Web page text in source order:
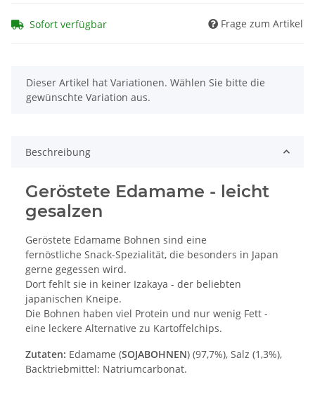
Sofort verfügbar Frage zum Artikel
x
Dieser Artikel hat Variationen. Wählen Sie bitte die
gewünschte Variation aus.
Beschreibung
Geröstete Edamame - leicht
gesalzen
Geröstete Edamame Bohnen sind eine
fernöstliche Snack-Spezialität, die besonders in Japan
gerne gegessen wird.
Dort fehlt sie in keiner Izakaya - der beliebten
japanischen Kneipe.
Die Bohnen haben viel Protein und nur wenig Fett -
eine leckere Alternative zu Kartoffelchips.
Zutaten: Edamame (SOJABOHNEN) (97,7%), Salz (1,3%),
Backtriebmittel: Natriumcarbonat.